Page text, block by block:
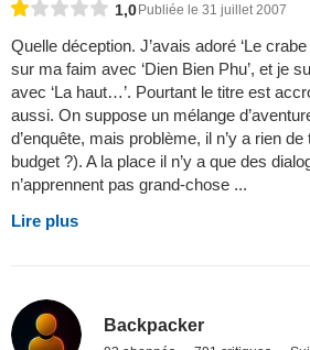
1,0 Publiée le 31 juillet 2007
Quelle déception. J’avais adoré ‘Le
sur ma faim avec ‘Dien Bien Phu’, et je
avec ‘La haut…’. Pourtant le titre est
aussi. On suppose un mélange
d’enquête, mais problème, il n’y a rien
budget ?). A la place il n’y a que des
n’apprennent pas grand-chose ...
Lire plus
Backpacker